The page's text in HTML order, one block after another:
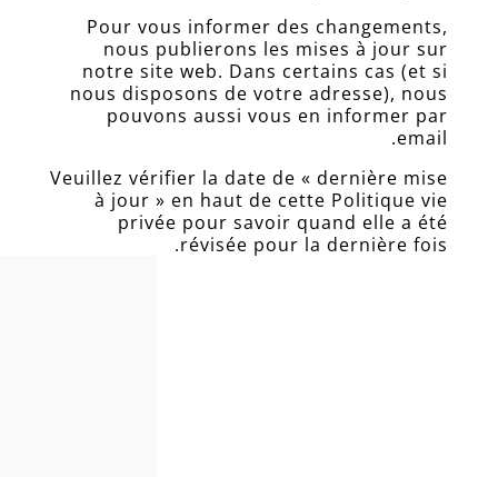
Pour vous informer des changements,
nous publierons les mises à jour sur
notre site web. Dans certains cas (et si
nous disposons de votre adresse), nous
pouvons aussi vous en informer par
email.
Veuillez vérifier la date de « dernière mise
à jour » en haut de cette Politique vie
privée pour savoir quand elle a été
révisée pour la dernière fois.